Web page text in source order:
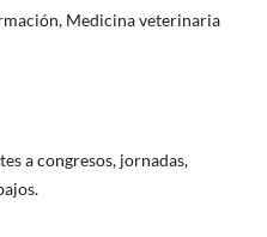
Medicina veterinaria
a congresos, jornadas,